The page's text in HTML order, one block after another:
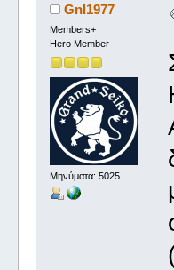
Gnl1977
Members+
Hero Member
Μηνύματα: 5025